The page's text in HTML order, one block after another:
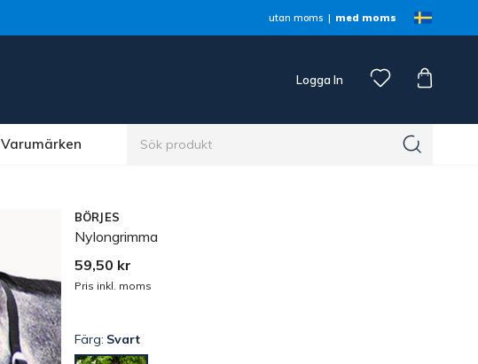
utan moms med moms
Logga In
Varumärken
BÖRJES
Nylongrimma
59,50 kr
Pris inkl. moms
Färg: Svart